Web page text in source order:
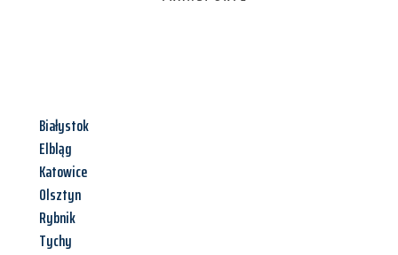
Białystok
Elbląg
Katowice
Olsztyn
Rybnik
Tychy